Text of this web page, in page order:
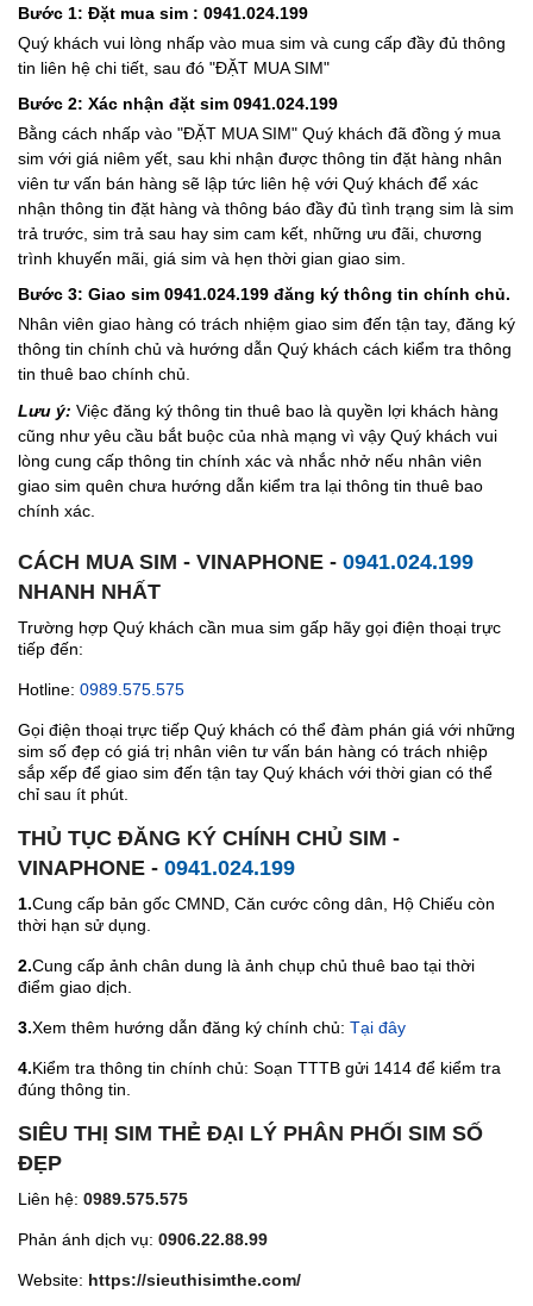
Bước 1: Đặt mua sim : 0941.024.199
Quý khách vui lòng nhấp vào mua sim và cung cấp đầy đủ thông
tin liên hệ chi tiết, sau đó "ĐẶT MUA SIM"
Bước 2: Xác nhận đặt sim 0941.024.199
Bằng cách nhấp vào "ĐẶT MUA SIM" Quý khách đã đồng ý mua
sim với giá niêm yết, sau khi nhận được thông tin đặt hàng nhân
viên tư vấn bán hàng sẽ lập tức liên hệ với Quý khách để xác
nhận thông tin đặt hàng và thông báo đầy đủ tình trạng sim là sim
trả trước, sim trả sau hay sim cam kết, những ưu đãi, chương
trình khuyến mãi, giá sim và hẹn thời gian giao sim.
Bước 3: Giao sim 0941.024.199 đăng ký thông tin chính chủ.
Nhân viên giao hàng có trách nhiệm giao sim đến tận tay, đăng ký
thông tin chính chủ và hướng dẫn Quý khách cách kiểm tra thông
tin thuê bao chính chủ.
Lưu ý: Việc đăng ký thông tin thuê bao là quyền lợi khách hàng
cũng như yêu cầu bắt buộc của nhà mạng vì vậy Quý khách vui
lòng cung cấp thông tin chính xác và nhắc nhở nếu nhân viên
giao sim quên chưa hướng dẫn kiểm tra lại thông tin thuê bao
chính xác.
CÁCH MUA SIM - VINAPHONE - 0941.024.199
NHANH NHẤT
Trường hợp Quý khách cần mua sim gấp hãy gọi điện thoại trực
tiếp đến:
Hotline: 0989.575.575
Gọi điện thoại trực tiếp Quý khách có thể đàm phán giá với những
sim số đẹp có giá trị nhân viên tư vấn bán hàng có trách nhiệp
sắp xếp để giao sim đến tận tay Quý khách với thời gian có thể
chỉ sau ít phút.
THỦ TỤC ĐĂNG KÝ CHÍNH CHỦ SIM -
VINAPHONE - 0941.024.199
1.Cung cấp bản gốc CMND, Căn cước công dân, Hộ Chiếu còn
thời hạn sử dụng.
2.Cung cấp ảnh chân dung là ảnh chụp chủ thuê bao tại thời
điểm giao dịch.
3.Xem thêm hướng dẫn đăng ký chính chủ: Tại đây
4.Kiểm tra thông tin chính chủ: Soạn TTTB gửi 1414 để kiểm tra
đúng thông tin.
SIÊU THỊ SIM THẺ ĐẠI LÝ PHÂN PHỐI SIM SỐ
ĐẸP
Liên hệ: 0989.575.575
Phản ánh dịch vụ: 0906.22.88.99
Website: https://sieuthisimthe.com/